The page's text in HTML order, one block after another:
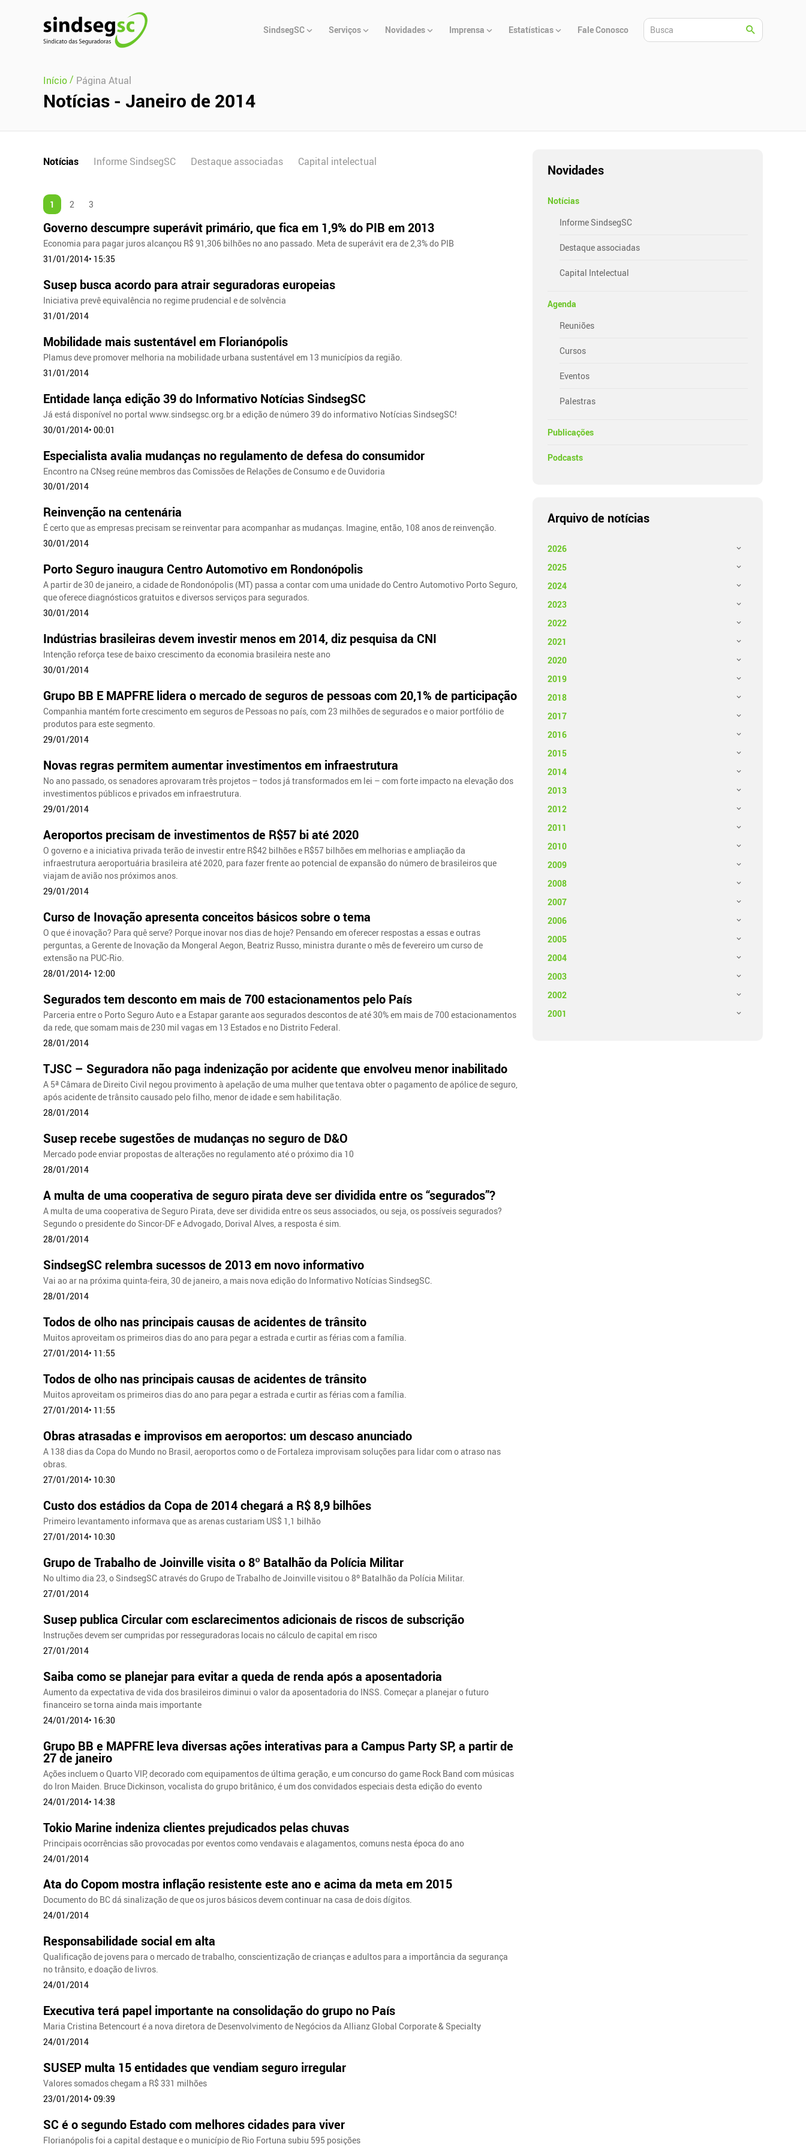
Principal
SindsegSC Serviços Novidades Imprensa Estatísticas Fale Conosco
Início/ Página Atual
Notícias - Janeiro de 2014
Notícias Informe SindsegSC Destaque associadas Capital intelectual
1 2 3
Governo descumpre superávit primário, que fica em 1,9% do PIB em 2013
Economia para pagar juros alcançou R$ 91,306 bilhões no ano passado. Meta de superávit era de 2,3% do PIB
31/01/2014• 15:35
Susep busca acordo para atrair seguradoras europeias
Iniciativa prevê equivalência no regime prudencial e de solvência
31/01/2014
Mobilidade mais sustentável em Florianópolis
Plamus deve promover melhoria na mobilidade urbana sustentável em 13 municípios da região.
31/01/2014
Entidade lança edição 39 do Informativo Notícias SindsegSC
Já está disponível no portal www.sindsegsc.org.br a edição de número 39 do informativo Notícias SindsegSC!
30/01/2014• 00:01
Especialista avalia mudanças no regulamento de defesa do consumidor
Encontro na CNseg reúne membros das Comissões de Relações de Consumo e de Ouvidoria
30/01/2014
Reinvenção na centenária
É certo que as empresas precisam se reinventar para acompanhar as mudanças. Imagine, então, 108 anos de reinvenção.
30/01/2014
Porto Seguro inaugura Centro Automotivo em Rondonópolis
A partir de 30 de janeiro, a cidade de Rondonópolis (MT) passa a contar com uma unidade do Centro Automotivo Porto Seguro,
que oferece diagnósticos gratuitos e diversos serviços para segurados.
30/01/2014
Indústrias brasileiras devem investir menos em 2014, diz pesquisa da CNI
Intenção reforça tese de baixo crescimento da economia brasileira neste ano
30/01/2014
Grupo BB E MAPFRE lidera o mercado de seguros de pessoas com 20,1% de participação
Companhia mantém forte crescimento em seguros de Pessoas no país, com 23 milhões de segurados e o maior portfólio de
produtos para este segmento.
29/01/2014
Novas regras permitem aumentar investimentos em infraestrutura
No ano passado, os senadores aprovaram três projetos – todos já transformados em lei – com forte impacto na elevação dos
investimentos públicos e privados em infraestrutura.
29/01/2014
Aeroportos precisam de investimentos de R$57 bi até 2020
O governo e a iniciativa privada terão de investir entre R$42 bilhões e R$57 bilhões em melhorias e ampliação da
infraestrutura aeroportuária brasileira até 2020, para fazer frente ao potencial de expansão do número de brasileiros que
viajam de avião nos próximos anos.
29/01/2014
Curso de Inovação apresenta conceitos básicos sobre o tema
O que é inovação? Para quê serve? Porque inovar nos dias de hoje? Pensando em oferecer respostas a essas e outras
perguntas, a Gerente de Inovação da Mongeral Aegon, Beatriz Russo, ministra durante o mês de fevereiro um curso de
extensão na PUC-Rio.
28/01/2014• 12:00
Segurados tem desconto em mais de 700 estacionamentos pelo País
Parceria entre o Porto Seguro Auto e a Estapar garante aos segurados descontos de até 30% em mais de 700 estacionamentos
da rede, que somam mais de 230 mil vagas em 13 Estados e no Distrito Federal.
28/01/2014
TJSC – Seguradora não paga indenização por acidente que envolveu menor inabilitado
A 5ª Câmara de Direito Civil negou provimento à apelação de uma mulher que tentava obter o pagamento de apólice de seguro,
após acidente de trânsito causado pelo filho, menor de idade e sem habilitação.
28/01/2014
Susep recebe sugestões de mudanças no seguro de D&O
Mercado pode enviar propostas de alterações no regulamento até o próximo dia 10
28/01/2014
A multa de uma cooperativa de seguro pirata deve ser dividida entre os “segurados”?
A multa de uma cooperativa de Seguro Pirata, deve ser dividida entre os seus associados, ou seja, os possíveis segurados?
Segundo o presidente do Sincor-DF e Advogado, Dorival Alves, a resposta é sim.
28/01/2014
SindsegSC relembra sucessos de 2013 em novo informativo
Vai ao ar na próxima quinta-feira, 30 de janeiro, a mais nova edição do Informativo Notícias SindsegSC.
28/01/2014
Todos de olho nas principais causas de acidentes de trânsito
Muitos aproveitam os primeiros dias do ano para pegar a estrada e curtir as férias com a família.
27/01/2014• 11:55
Todos de olho nas principais causas de acidentes de trânsito
Muitos aproveitam os primeiros dias do ano para pegar a estrada e curtir as férias com a família.
27/01/2014• 11:55
Obras atrasadas e improvisos em aeroportos: um descaso anunciado
A 138 dias da Copa do Mundo no Brasil, aeroportos como o de Fortaleza improvisam soluções para lidar com o atraso nas
obras.
27/01/2014• 10:30
Custo dos estádios da Copa de 2014 chegará a R$ 8,9 bilhões
Primeiro levantamento informava que as arenas custariam US$ 1,1 bilhão
27/01/2014• 10:30
Grupo de Trabalho de Joinville visita o 8º Batalhão da Polícia Militar
No ultimo dia 23, o SindsegSC através do Grupo de Trabalho de Joinville visitou o 8º Batalhão da Polícia Militar.
27/01/2014
Susep publica Circular com esclarecimentos adicionais de riscos de subscrição
Instruções devem ser cumpridas por resseguradoras locais no cálculo de capital em risco
27/01/2014
Saiba como se planejar para evitar a queda de renda após a aposentadoria
Aumento da expectativa de vida dos brasileiros diminui o valor da aposentadoria do INSS. Começar a planejar o futuro
financeiro se torna ainda mais importante
24/01/2014• 16:30
Grupo BB e MAPFRE leva diversas ações interativas para a Campus Party SP, a partir de
27 de janeiro
Ações incluem o Quarto VIP, decorado com equipamentos de última geração, e um concurso do game Rock Band com músicas
do Iron Maiden. Bruce Dickinson, vocalista do grupo britânico, é um dos convidados especiais desta edição do evento
24/01/2014• 14:38
Tokio Marine indeniza clientes prejudicados pelas chuvas
Principais ocorrências são provocadas por eventos como vendavais e alagamentos, comuns nesta época do ano
24/01/2014
Ata do Copom mostra inflação resistente este ano e acima da meta em 2015
Documento do BC dá sinalização de que os juros básicos devem continuar na casa de dois dígitos.
24/01/2014
Responsabilidade social em alta
Qualificação de jovens para o mercado de trabalho, conscientização de crianças e adultos para a importância da segurança
no trânsito, e doação de livros.
24/01/2014
Executiva terá papel importante na consolidação do grupo no País
Maria Cristina Betencourt é a nova diretora de Desenvolvimento de Negócios da Allianz Global Corporate & Specialty
24/01/2014
SUSEP multa 15 entidades que vendiam seguro irregular
Valores somados chegam a R$ 331 milhões
23/01/2014• 09:39
SC é o segundo Estado com melhores cidades para viver
Florianópolis foi a capital destaque e o município de Rio Fortuna subiu 595 posições
Novidades
Notícias
Informe SindsegSC
Destaque associadas
Capital Intelectual
Agenda
Reuniões
Cursos
Eventos
Palestras
Publicações
Podcasts
Arquivo de notícias
2026
2025
2024
2023
2022
2021
2020
2019
2018
2017
2016
2015
2014
2013
2012
2011
2010
2009
2008
2007
2006
2005
2004
2003
2002
2001